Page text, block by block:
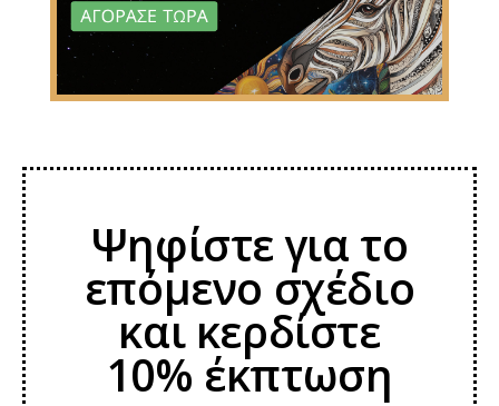
Ψηφίστε για το
επόμενο σχέδιο
και κερδίστε
10% έκπτωση